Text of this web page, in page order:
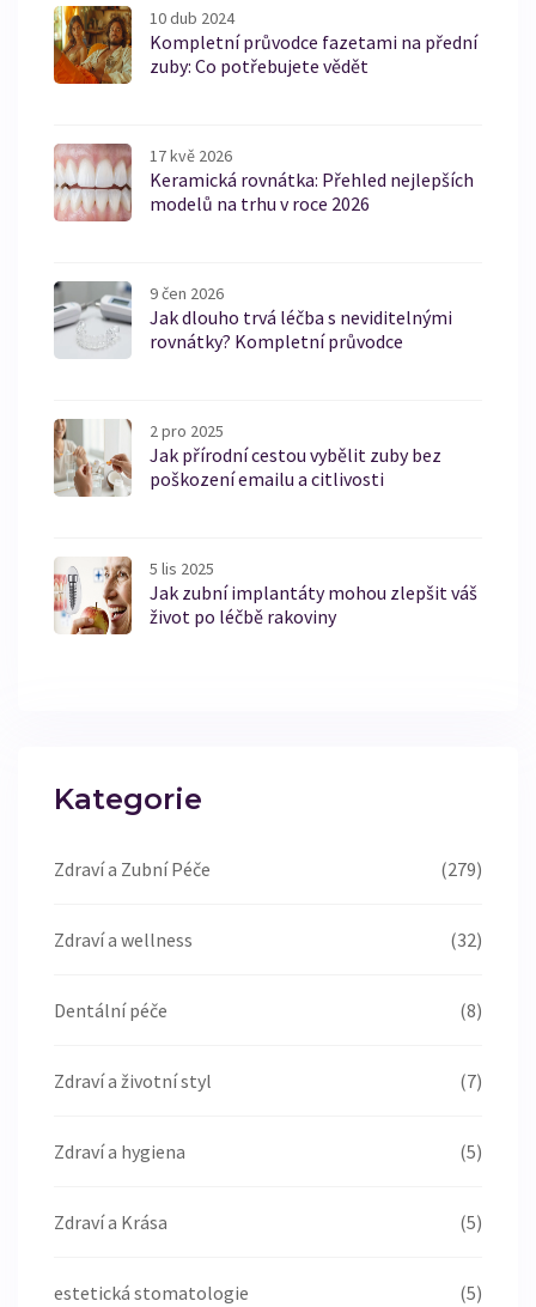
10 dub 2024
Kompletní průvodce fazetami na přední
zuby: Co potřebujete vědět
17 kvě 2026
Keramická rovnátka: Přehled nejlepších
modelů na trhu v roce 2026
9 čen 2026
Jak dlouho trvá léčba s neviditelnými
rovnátky? Kompletní průvodce
2 pro 2025
Jak přírodní cestou vybělit zuby bez
poškození emailu a citlivosti
5 lis 2025
Jak zubní implantáty mohou zlepšit váš
život po léčbě rakoviny
Kategorie
Zdraví a Zubní Péče (279)
Zdraví a wellness (32)
Dentální péče (8)
Zdraví a životní styl (7)
Zdraví a hygiena (5)
Zdraví a Krása (5)
estetická stomatologie (5)